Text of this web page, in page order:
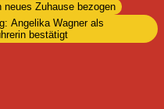
Zuhause bezogen
Angelika Wagner als
bestätigt